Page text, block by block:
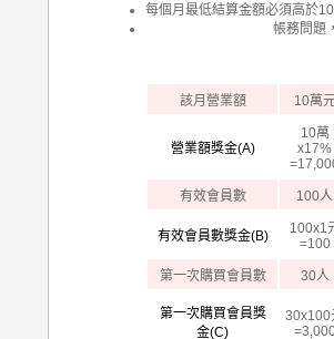
每個月最低結算金額必須高於
帳務問題
該月營業額 10萬
營業額獎金(A)
10萬
x17%
有效會員數 100人
有效會員數獎金(B)
100x1
=100
第一次購買會員數 30人
第一次購買會員獎
金(C)
30x100